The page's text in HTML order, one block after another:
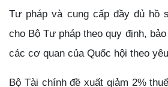
Tư pháp và cung cấp đầy đủ hồ
cho Bộ Tư pháp theo quy định,
các cơ quan của Quốc hội theo
Bộ Tài chính đề xuất giảm 2%